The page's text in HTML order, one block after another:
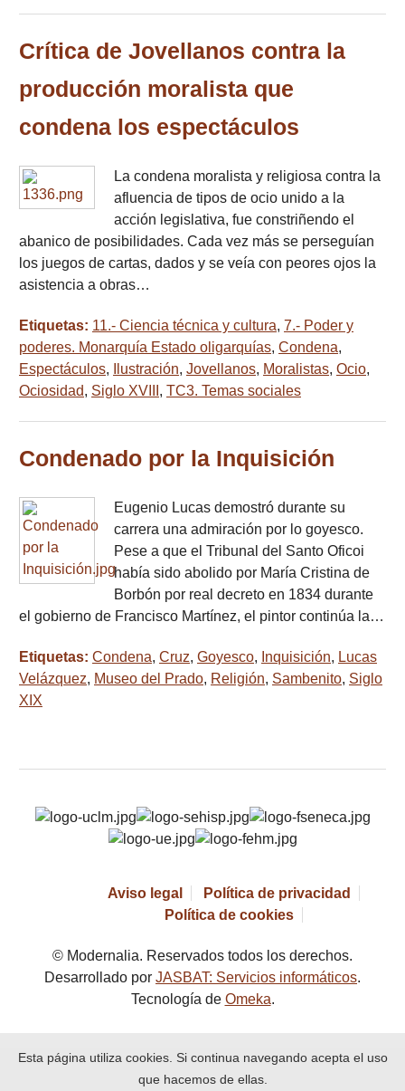
Crítica de Jovellanos contra la
producción moralista que
condena los espectáculos
La condena moralista y religiosa contra la
afluencia de tipos de ocio unido a la
acción legislativa, fue constriñendo el
abanico de posibilidades. Cada vez más se perseguían
los juegos de cartas, dados y se veía con peores ojos la
asistencia a obras…
Etiquetas: 11.- Ciencia técnica y cultura, 7.- Poder y
poderes. Monarquía Estado oligarquías, Condena,
Espectáculos, Ilustración, Jovellanos, Moralistas, Ocio,
Ociosidad, Siglo XVIII , TC3. Temas sociales
Condenado por la Inquisición
Eugenio Lucas demostró durante su
carrera una admiración por lo goyesco.
Pese a que el Tribunal del Santo Oficoi
había sido abolido por María Cristina de
Borbón por real decreto en 1834 durante
el gobierno de Francisco Martínez, el pintor continúa la…
Etiquetas: Condena, Cruz, Goyesco, Inquisición, Lucas
Velázquez, Museo del Prado, Religión, Sambenito, Siglo
XIX
Aviso legal
Política de privacidad
Política de cookies
© Modernalia. Reservados todos los derechos.
Desarrollado por JASBAT: Servicios informáticos.
Tecnología de Omeka.
Esta página utiliza cookies. Si continua navegando acepta el uso
que hacemos de ellas.